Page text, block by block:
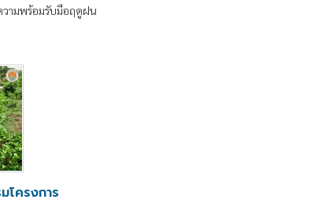
วามพร้อมรับมือฤดูฝน
โครงการ